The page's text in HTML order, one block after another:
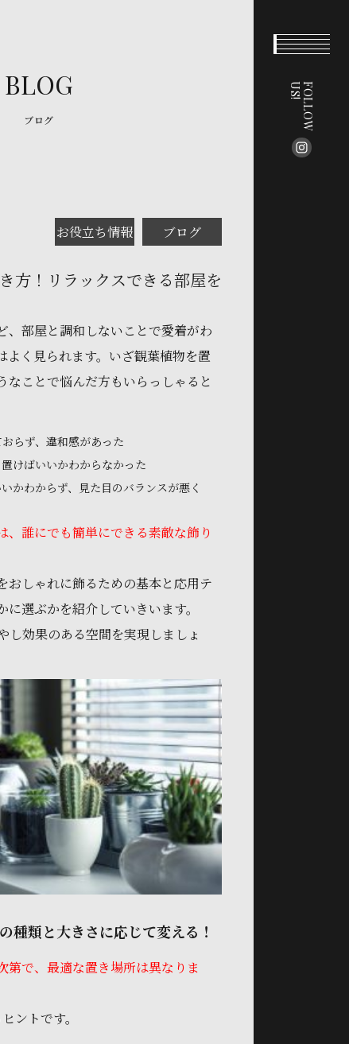
F
O
L
L
O
W
U
S
!
BLOG
ブログ
お役立ち情報 ブログ
方！リラックスできる部屋を
、部屋と調和しないことで愛着がわ
よく見られます。いざ観葉植物を置
なことで悩んだ方もいらっしゃると
らず、違和感があった
けばいいかわからなかった
かわからず、見た目のバランスが悪く
、誰にでも簡単にできる素敵な飾り
おしゃれに飾るための基本と応用テ
選ぶかを紹介していきいます。
し効果のある空間を実現しましょ
種類と大きさに応じて変える！
第で、最適な置き場所は異なりま
ントです。